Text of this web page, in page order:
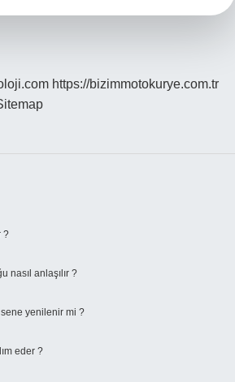
https://bizimmotokurye.com.tr
?
nasıl anlaşılır ?
sene yenilenir mi ?
eder ?